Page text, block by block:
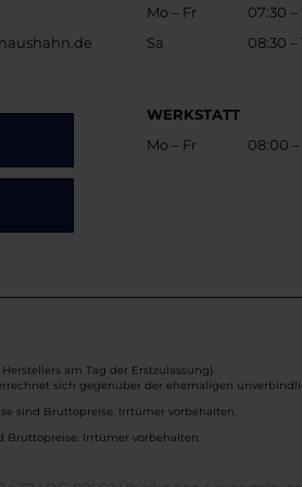
Mo – Fr
Sa
07:30 –
08:30 –
WERKSTATT
Mo – Fr
08:00 –
am Tag der Erstzulassung).
sich gegenüber der ehemaligen
sind Bruttopreise. Irrtümer vorbehalten.
Bruttopreise. Irrtümer vorbehalten.